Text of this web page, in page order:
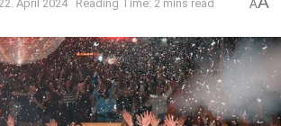
22. April 2024 Reading Time: 2 mins read A